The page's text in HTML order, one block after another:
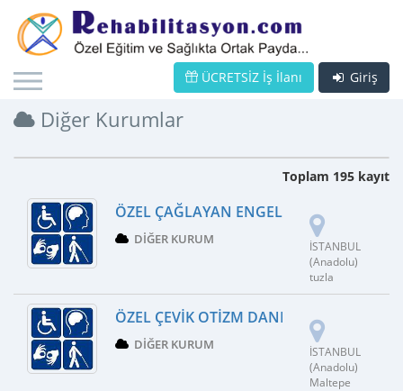
Giriş
ÜCRETSİZ İş İlanı
Diğer Kurumlar
Toplam 195 kayıt
ÖZEL ÇAĞLAYAN ENGELLI BAKIM
DIĞER KURUM
İSTANBUL
(Anadolu)
tuzla
ÖZEL ÇEVIK OTIZM DANIŞMANLIK
DIĞER KURUM
İSTANBUL
(Anadolu)
Maltepe